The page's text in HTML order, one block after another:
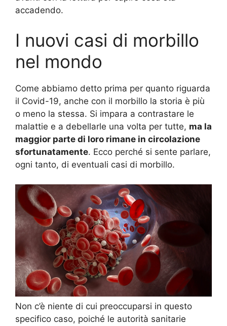
accadendo.
I nuovi casi di morbillo
nel mondo
Come abbiamo detto prima per quanto riguarda
il Covid-19, anche con il morbillo la storia è più
o meno la stessa. Si impara a contrastare le
malattie e a debellarle una volta per tutte, ma la
maggior parte di loro rimane in circolazione
sfortunatamente. Ecco perché si sente parlare,
ogni tanto, di eventuali casi di morbillo.
Non c’è niente di cui preoccuparsi in questo
specifico caso, poiché le autorità sanitarie